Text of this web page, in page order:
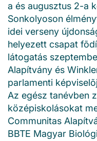
a és augusztus 2-a
Sonkolyoson
idei verseny
helyezett csapat
látogatás
Alapítvány és
parlamenti
Az egész tanévben
középiskolásokat
Communitas
BBTE Magyar